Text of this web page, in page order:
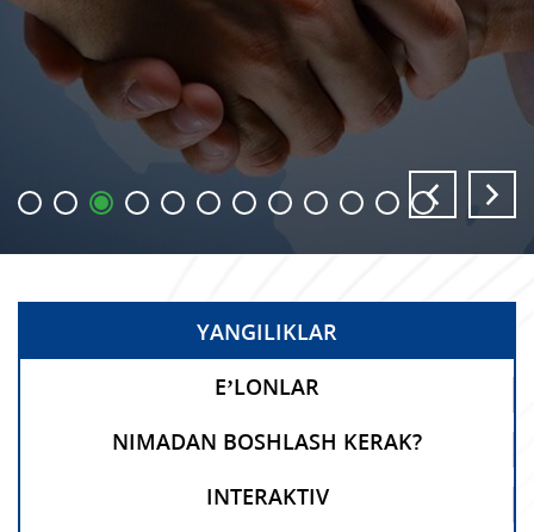
YANGILIKLAR
E’LONLAR
NIMADAN BOSHLASH KERAK?
INTERAKTIV